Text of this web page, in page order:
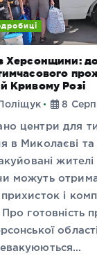
Херсонщини:
Кривому Розі
8
центри для
в Миколаєві
жителі
можуть
і
Про готовність